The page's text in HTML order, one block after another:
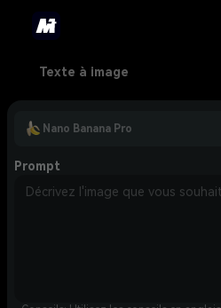
Texte à image
Nano Banana Pro
Prompt